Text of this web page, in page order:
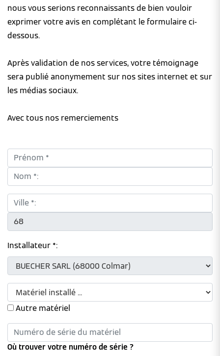
nous vous serions reconnaissants de bien vouloir
exprimer votre avis en complétant le formulaire ci-
dessous.
Après validation de nos services, votre témoignage
sera publié anonymement sur nos sites internet et sur
les médias sociaux.
Avec tous nos remerciements
Prénom *:
Nom *:
Ville *:
CP *:
Installateur *:
Autre matériel
Où trouver votre numéro de série ?